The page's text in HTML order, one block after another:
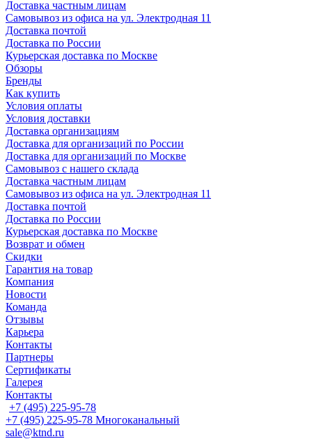
Доставка частным лицам
Самовывоз из офиса на ул. Электродная 11
Доставка почтой
Доставка по России
Курьерская доставка по Москве
Обзоры
Бренды
Как купить
Условия оплаты
Условия доставки
Доставка организациям
Доставка для организаций по России
Доставка для организаций по Москве
Самовывоз с нашего склада
Доставка частным лицам
Самовывоз из офиса на ул. Электродная 11
Доставка почтой
Доставка по России
Курьерская доставка по Москве
Возврат и обмен
Скидки
Гарантия на товар
Компания
Новости
Команда
Отзывы
Карьера
Контакты
Партнеры
Сертификаты
Галерея
Контакты
+7 (495) 225-95-78
+7 (495) 225-95-78 Многоканальный
sale@ktnd.ru